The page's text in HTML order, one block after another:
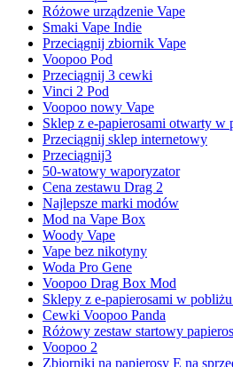
Różowe urządzenie Vape
Smaki Vape Indie
Przeciągnij zbiornik Vape
Voopoo Pod
Przeciągnij 3 cewki
Vinci 2 Pod
Voopoo nowy Vape
Sklep z e-papierosami otwarty w
Przeciągnij sklep internetowy
Przeciągnij3
50-watowy waporyzator
Cena zestawu Drag 2
Najlepsze marki modów
Mod na Vape Box
Woody Vape
Vape bez nikotyny
Woda Pro Gene
Voopoo Drag Box Mod
Sklepy z e-papierosami w
Cewki Voopoo Panda
Różowy zestaw startowy
Voopoo 2
Zbiorniki na papierosy E na